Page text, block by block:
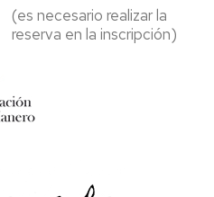
(es necesario realizar la
reserva en la inscripción)